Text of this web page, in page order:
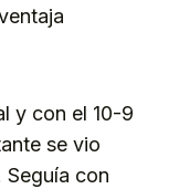
y con el 10-9
se vio
con